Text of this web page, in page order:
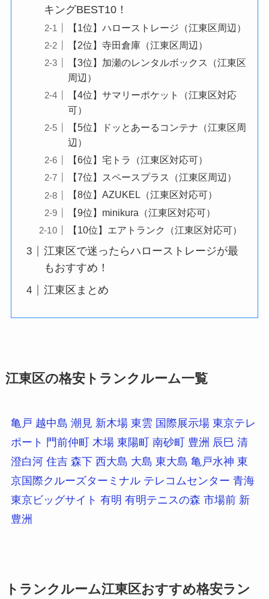
キングBEST10！
【1位】ハローストレージ（江東区周辺）
【2位】寺田倉庫（江東区周辺）
【3位】加瀬のレンタルボックス（江東区
周辺）
【4位】サマリーポケット（江東区対応
可）
【5位】ドッとあーるコンテナ（江東区周
辺）
【6位】宅トラ（江東区対応可）
【7位】スペースプラス（江東区周辺）
【8位】AZUKEL（江東区対応可）
【9位】minikura（江東区対応可）
【10位】エアトランク（江東区対応可）
江東区で迷ったらハローストレージが最
もおすすめ！
江東区まとめ
江東区の格安トランクルーム一覧
亀戸 越中島 潮見 新木場 東雲 国際展示場 東京テレ
ポート 門前仲町 木場 東陽町 南砂町 豊洲 辰巳 清
澄白河 住吉 森下 西大島 大島 東大島 亀戸水神 東
京国際クルーズターミナル テレコムセンター 青海
東京ビッグサイト 有明 有明テニスの森 市場前 新
豊洲
トランクルーム江東区おすすめ格安ラン